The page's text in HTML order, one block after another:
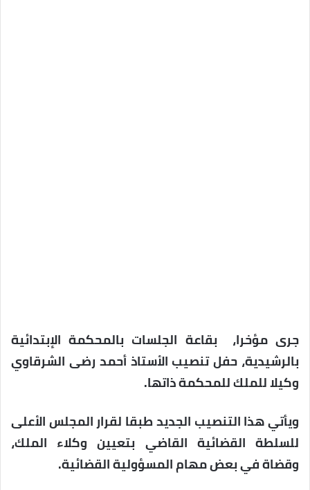
جرى مؤخرا، بقاعة الجلسات بالمحكمة الإبتدائية
بالرشيدية، حفل تنصيب الأستاذ أحمد رضى الشرقاوي
وكيلا للملك للمحكمة ذاتها.
ويأتي هذا التنصيب الجديد طبقا لقرار المجلس الأعلى
للسلطة القضائية القاضي بتعيين وكلاء الملك،
وقضاة في بعض مهام المسؤولية القضائية.